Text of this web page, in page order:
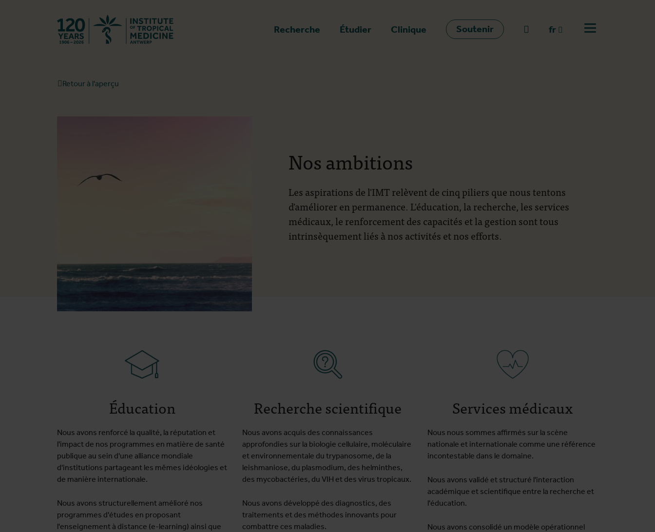
Recherche Étudier Clinique Soutenir go to search
fr
Ouvrir le menu
Retour à l'aperçu
Nos ambitions
Les aspirations de l'IMT relèvent de cinq piliers que nous tentons
d'améliorer en permanence. L'éducation, la recherche, les services
médicaux, le renforcement des capacités et la gestion sont tous
intrinsèquement liés à nos activités et nos efforts.
Éducation
Nous avons renforcé la qualité, la réputation et
l'impact de nos programmes en matière de santé
publique au sein d'une alliance mondiale
d'institutions partageant les mêmes idéologies et
de manière internationale.
Nous avons structurellement amélioré nos
programmes d'études en proposant
l'enseignement à distance (e-learning) ainsi que
Recherche scientifique
Nous avons acquis des connaissances
approfondies sur la biologie cellulaire, moléculaire
et environnementale du trypanosome, de la
leishmaniose, du plasmodium, des helminthes,
des mycobactéries, du VIH et des virus tropicaux.
Nous avons développé des diagnostics, des
traitements et des méthodes innovants pour
combattre ces maladies.
Services médicaux
Nous nous sommes affirmés sur la scène
nationale et internationale comme une référence
incontestable dans le domaine.
Nous avons validé et structuré l'interaction
académique et scientifique entre la recherche et
l'éducation.
Nous avons consolidé un modèle opérationnel